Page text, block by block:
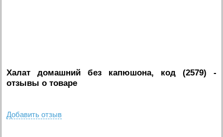
Халат домашний без капюшона, код (2579) -
отзывы о товаре
Добавить отзыв